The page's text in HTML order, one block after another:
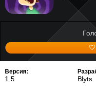
Версия:
1.5 Blyts